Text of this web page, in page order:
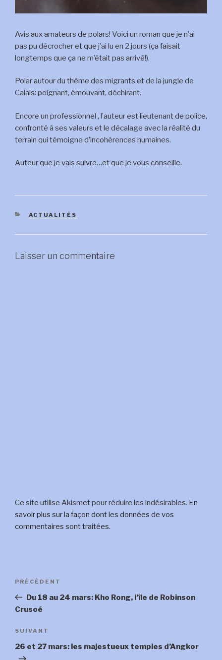
Avis aux amateurs de polars! Voici un roman que je n’ai
pas pu décrocher et que j’ai lu en 2 jours (ça faisait
longtemps que ça ne m’était pas arrivé!).
Polar autour du thème des migrants et de la jungle de
Calais: poignant, émouvant, déchirant.
Encore un professionnel , l’auteur est lieutenant de police,
confronté à ses valeurs et le décalage avec la réalité du
terrain qui témoigne d’incohérences humaines.
Auteur que je vais suivre…et que je vous conseille.
CATÉGORIES
ACTUALITÉS
Laisser un commentaire
Ce site utilise Akismet pour réduire les indésirables. En
savoir plus sur la façon dont les données de vos
commentaires sont traitées.
Navigation
l’article
Article
précédent
PRÉCÉDENT
Du 18 au 24 mars: Kho Rong, l’île de Robinson
Crusoé
Article
suivant
SUIVANT
26 et 27 mars: les majestueux temples d’Angkor